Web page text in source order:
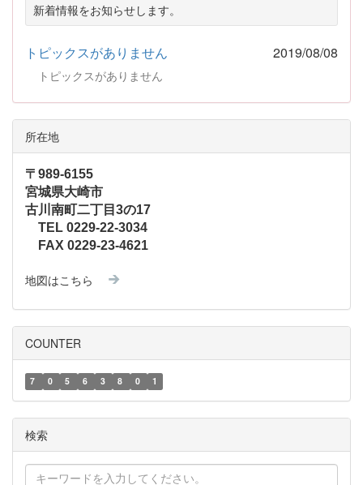
新着情報をお知らせします。
トピックスがありません 2019/08/08
トピックスがありません
所在地
〒989-6155
宮城県大崎市
古川南町二丁目3の17
TEL 0229-22-3034
FAX 0229-23-4621
地図はこちら
COUNTER
7 0 5 6 3 8 0 1
検索